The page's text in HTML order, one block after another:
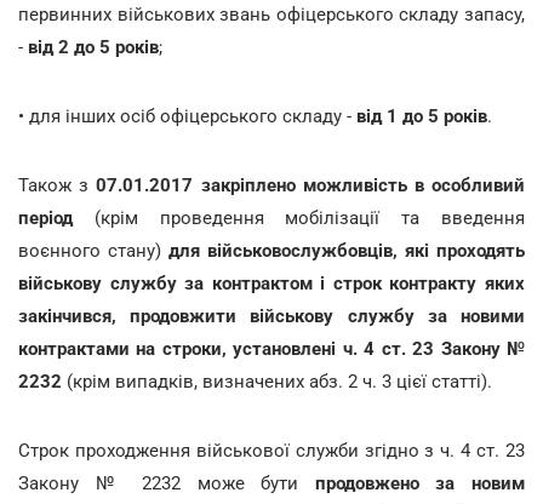
первинних військових звань офіцерського складу запасу,
- від 2 до 5 років;
• для інших осіб офіцерського складу - від 1 до 5 років.
Також з07.01.2017 закріплено можливість в особливий
період(крім проведення мобілізації та введення
воєнного стану) для військовослужбовців, які проходять
військову службу за контрактом і строк контракту яких
закінчився, продовжити військову службу за новими
контрактами на строки, установлені ч. 4 ст. 23 Закону №
2232 (крім випадків, визначених абз. 2 ч. 3 цієї статті).
Строк проходження військової служби згідно з ч. 4 ст. 23
Закону № 2232 може бути продовжено за новим